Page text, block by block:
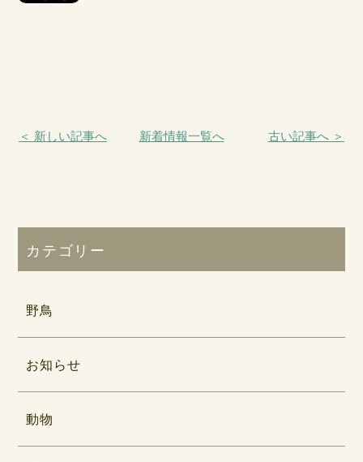
＜ 新しい記事へ 新着情報一覧へ 古い記事へ ＞
カテゴリー
野鳥
お知らせ
動物